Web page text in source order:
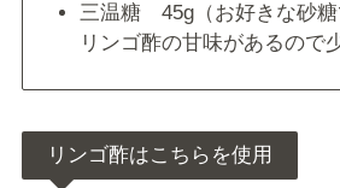
三温糖 45g（お好きな砂
リンゴ酢の甘味があるので
リンゴ酢はこちらを使用